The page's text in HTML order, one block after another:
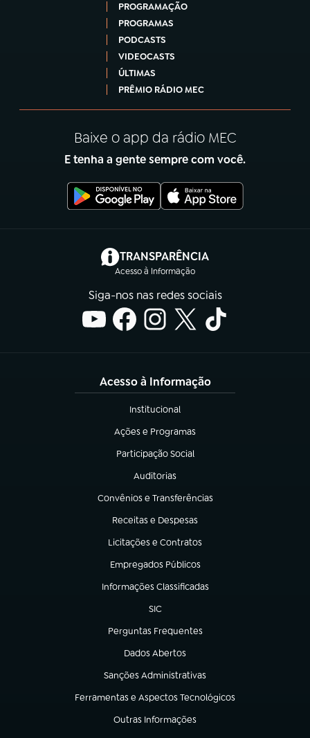
PROGRAMAÇÃO
PROGRAMAS
PODCASTS
VIDEOCASTS
ÚLTIMAS
PRÊMIO RÁDIO MEC
Baixe o app da rádio MEC
E tenha a gente sempre com você.
TRANSPARÊNCIA
Acesso à Informação
(abre em nova aba)
Siga-nos nas redes sociais
Acesso à Informação
Institucional
(abre em nova aba)
Ações e Programas
(abre em nova aba)
Participação Social
(abre em nova aba)
Auditorias
(abre em nova aba)
Convênios e Transferências
(abre em nova aba)
Receitas e Despesas
(abre em nova aba)
Licitações e Contratos
(abre em nova aba)
Empregados Públicos
(abre em nova aba)
Informações Classificadas
(abre em nova aba)
SIC
(abre em nova aba)
Perguntas Frequentes
(abre em nova aba)
Dados Abertos
(abre em nova aba)
Sanções Administrativas
(abre em nova aba)
Ferramentas e Aspectos Tecnológicos
(abre em nova aba)
Outras Informações
(abre em nova aba)